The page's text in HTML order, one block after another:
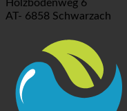
Webdeals Shops GmbH
Holzbodenweg 6